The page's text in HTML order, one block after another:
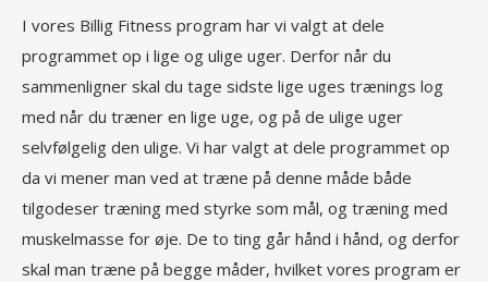
I vores Billig Fitness program har vi valgt at dele
programmet op i lige og ulige uger. Derfor når du
sammenligner skal du tage sidste lige uges trænings log
med når du træner en lige uge, og på de ulige uger
selvfølgelig den ulige. Vi har valgt at dele programmet op
da vi mener man ved at træne på denne måde både
tilgodeser træning med styrke som mål, og træning med
muskelmasse for øje. De to ting går hånd i hånd, og derfor
skal man træne på begge måder, hvilket vores program er